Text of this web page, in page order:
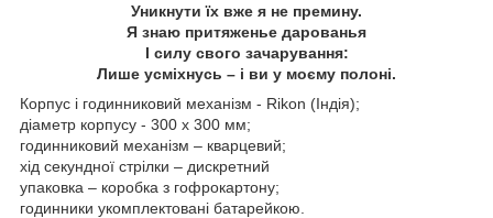
Уникнути їх вже я не премину.
Я знаю притяженье дарованья
І силу свого зачарування:
Лише усміхнусь – і ви у моєму полоні.
Корпус і годинниковий механізм - Rikon (Індія);
діаметр корпусу - 300 х 300 мм;
годинниковий механізм – кварцевий;
хід секундної стрілки – дискретний
упаковка – коробка з гофрокартону;
годинники укомплектовані батарейкою.